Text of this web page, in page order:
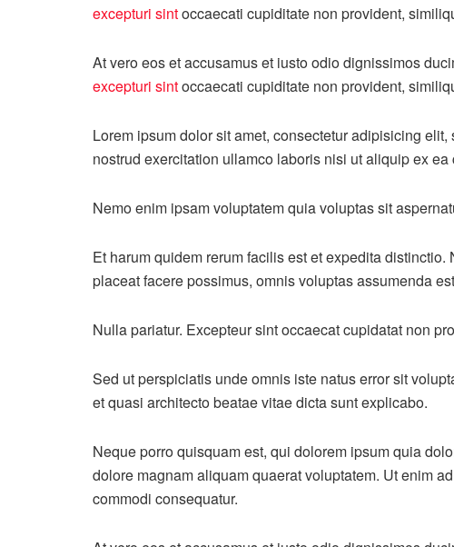
excepturi sintoccaecati cupiditate non provident,
At vero eos et accusamus et iusto odio dignissimos
excepturi sintoccaecati cupiditate non provident,
Lorem ipsum dolor sit amet, consectetur adipisicing
nostrud exercitation ullamco laboris nisi ut aliquip ex ea
Nemo enim ipsam voluptatem quia voluptas sit
Et harum quidem rerum facilis est et expedita
placeat facere possimus, omnis voluptas assumenda
Nulla pariatur. Excepteur sint occaecat cupidatat non
Sed ut perspiciatis unde omnis iste natus error sit
et quasi architecto beatae vitae dicta sunt explicabo.
Neque porro quisquam est, qui dolorem ipsum quia
dolore magnam aliquam quaerat voluptatem. Ut enim
commodi consequatur.